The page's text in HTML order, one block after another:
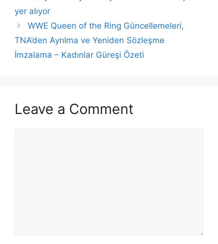
yer alıyor
WWE Queen of the Ring Güncellemeleri,
TNA’den Ayrılma ve Yeniden Sözleşme
İmzalama – Kadınlar Güreşi Özeti
Leave a Comment